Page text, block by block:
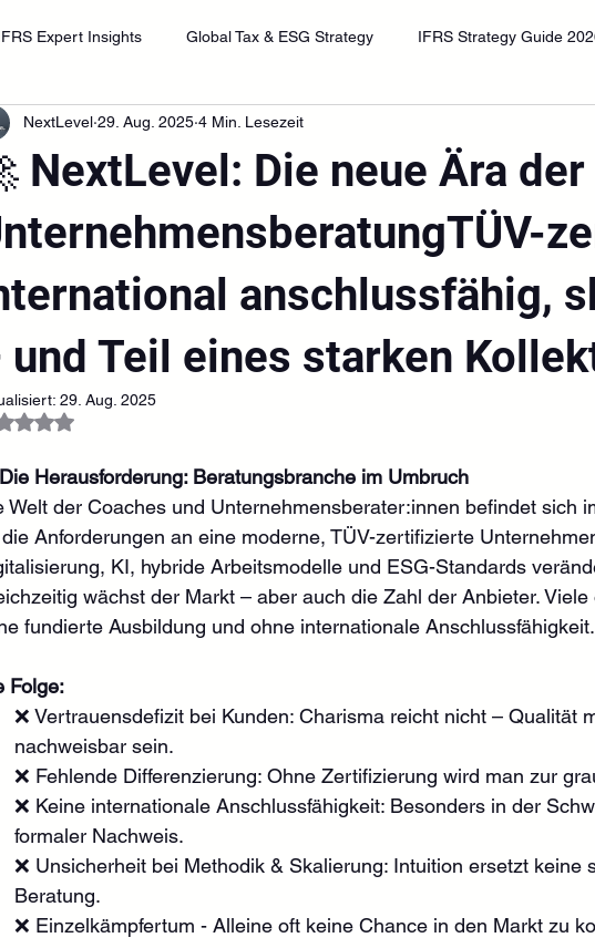
Expert Insights Global Tax & ESG Strategy IFRS Strategy Guide
Strategy (12 Teile)
NextLevel: Die neue Ära der
anschlussfähig,
und Teil eines starken
NextLevel 29. Aug. 2025 4 Min. Lesezeit
29. Aug. 2025
Mit NaN von 5 Sternen bewertet.
Die Herausforderung: Beratungsbranche im Umbruch
Welt der Coaches und Unternehmensberater:innen befindet sich
Anforderungen an eine moderne, TÜV-zertifizierte
KI, hybride Arbeitsmodelle und ESG-Standards
wächst der Markt – aber auch die Zahl der Anbieter.
fundierte Ausbildung und ohne internationale Anschlussfähigkeit.
Folge:
❌ Vertrauensdefizit bei Kunden: Charisma reicht nicht – Qualität
nachweisbar sein.
❌ Fehlende Differenzierung: Ohne Zertifizierung wird man zur
❌ Keine internationale Anschlussfähigkeit: Besonders in der
formaler Nachweis.
❌ Unsicherheit bei Methodik & Skalierung: Intuition ersetzt keine
Beratung.
❌ Einzelkämpfertum - Alleine oft keine Chance in den Markt zu